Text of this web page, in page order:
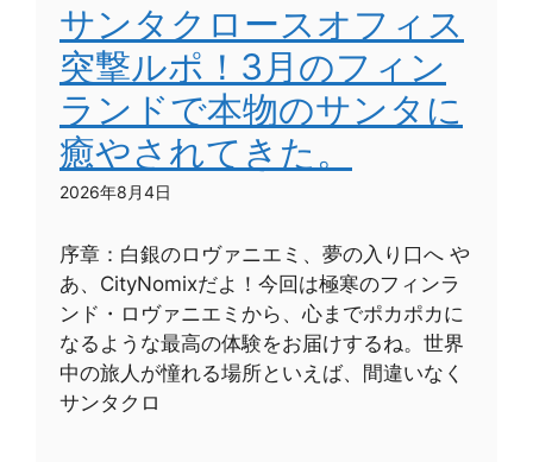
サンタクロースオフィス
突撃ルポ！3月のフィン
ランドで本物のサンタに
癒やされてきた。
2026年8月4日
序章：白銀のロヴァニエミ、夢の入り口へ や
あ、CityNomixだよ！今回は極寒のフィンラ
ンド・ロヴァニエミから、心までポカポカに
なるような最高の体験をお届けするね。世界
中の旅人が憧れる場所といえば、間違いなく
サンタクロ